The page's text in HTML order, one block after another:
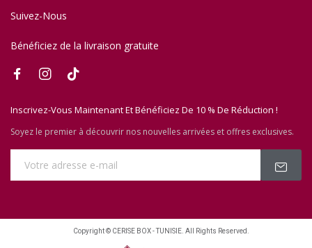
Suivez-Nous
Bénéficiez de la livraison gratuite
Inscrivez-Vous Maintenant Et Bénéficiez De 10 % De Réduction !
Soyez le premier à découvrir nos nouvelles arrivées et offres exclusives.
Copyright © CERISE BOX - TUNISIE. All Rights Reserved.